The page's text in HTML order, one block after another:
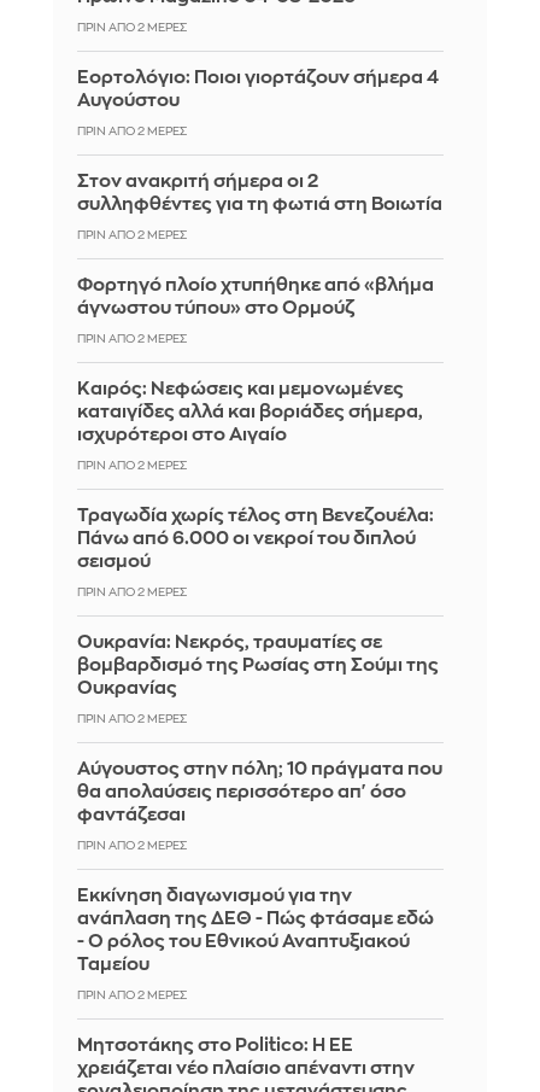
ΠΡΙΝ ΑΠΌ 2 ΜΈΡΕΣ
Εορτολόγιο: Ποιοι γιορτάζουν σήμερα 4
Αυγούστου
ΠΡΙΝ ΑΠΌ 2 ΜΈΡΕΣ
Στον ανακριτή σήμερα οι 2
συλληφθέντες για τη φωτιά στη Βοιωτία
ΠΡΙΝ ΑΠΌ 2 ΜΈΡΕΣ
Φορτηγό πλοίο χτυπήθηκε από «βλήμα
άγνωστου τύπου» στο Ορμούζ
ΠΡΙΝ ΑΠΌ 2 ΜΈΡΕΣ
Καιρός: Νεφώσεις και μεμονωμένες
καταιγίδες αλλά και βοριάδες σήμερα,
ισχυρότεροι στο Αιγαίο
ΠΡΙΝ ΑΠΌ 2 ΜΈΡΕΣ
Τραγωδία χωρίς τέλος στη Βενεζουέλα:
Πάνω από 6.000 οι νεκροί του διπλού
σεισμού
ΠΡΙΝ ΑΠΌ 2 ΜΈΡΕΣ
Ουκρανία: Νεκρός, τραυματίες σε
βομβαρδισμό της Ρωσίας στη Σούμι της
Ουκρανίας
ΠΡΙΝ ΑΠΌ 2 ΜΈΡΕΣ
Αύγουστος στην πόλη; 10 πράγματα που
θα απολαύσεις περισσότερο απ' όσο
φαντάζεσαι
ΠΡΙΝ ΑΠΌ 2 ΜΈΡΕΣ
Εκκίνηση διαγωνισμού για την
ανάπλαση της ΔΕΘ - Πώς φτάσαμε εδώ
- O ρόλος του Εθνικού Αναπτυξιακού
Ταμείου
ΠΡΙΝ ΑΠΌ 2 ΜΈΡΕΣ
Μητσοτάκης στο Politico: Η ΕΕ
χρειάζεται νέο πλαίσιο απέναντι στην